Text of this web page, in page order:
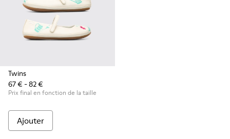
Twins
67 € - 82 €
Prix final en fonction de la taille
Ajouter